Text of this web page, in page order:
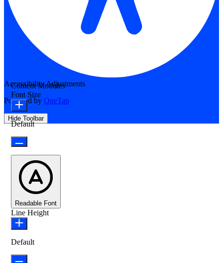
Accessibility Adjustments
Powered by OneTap
Hide Toolbar
Content Modules
Font Size
Default
Readable Font
Line Height
Default